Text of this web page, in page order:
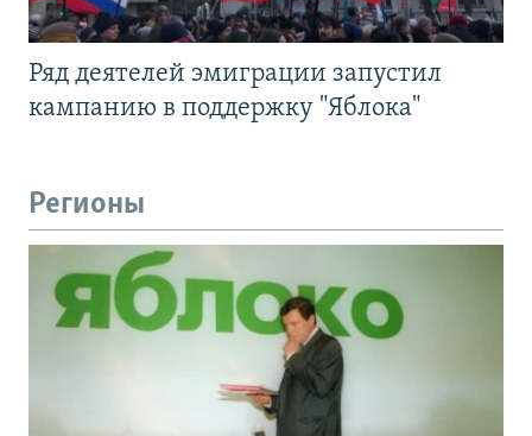
Ряд деятелей эмиграции запустил
кампанию в поддержку "Яблока"
Регионы